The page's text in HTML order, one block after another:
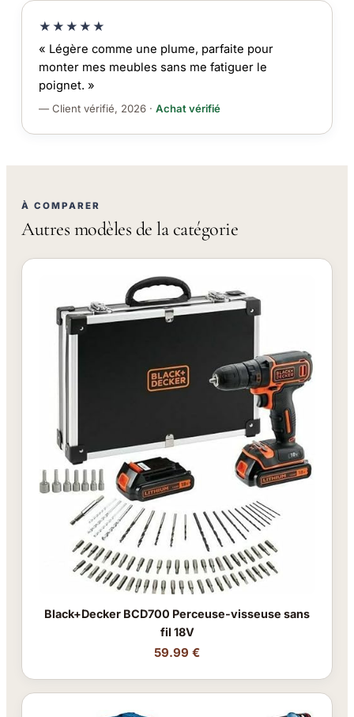
★★★★★
« Légère comme une plume, parfaite pour
monter mes meubles sans me fatiguer le
poignet. »
— Client vérifié, 2026 · Achat vérifié
À COMPARER
Autres modèles de la catégorie
Black+Decker BCD700 Perceuse-visseuse sans
fil 18V
59.99 €